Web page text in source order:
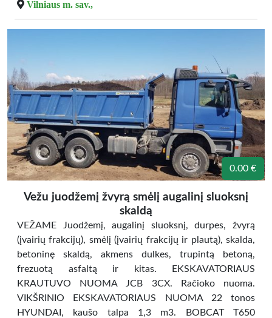
Vilniaus m. sav.,
0.00 €
Vežu juodžemį žvyrą smėlį augalinį sluoksnį
skaldą
VEŽAME Juodžemį, augalinį sluoksnį, durpes, žvyrą
(įvairių frakcijų), smėlį (įvairių frakcijų ir plautą), skalda,
betoninę skaldą, akmens dulkes, trupintą betoną,
frezuotą asfaltą ir kitas. EKSKAVATORIAUS
KRAUTUVO NUOMA JCB 3CX. Račioko nuoma.
VIKŠRINIO EKSKAVATORIAUS NUOMA 22 tonos
HYUNDAI, kaušo talpa 1,3 m3. BOBCAT T650